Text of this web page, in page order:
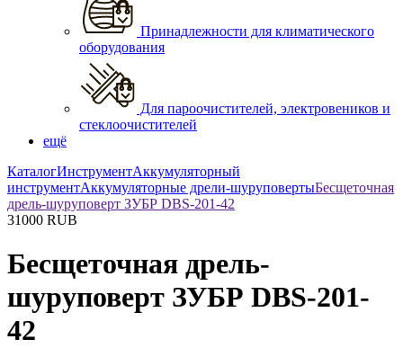
Принадлежности для климатического
оборудования
Для пароочистителей, электровеников и
стеклоочистителей
ещё
КаталогИнструментАккумуляторный
инструментАккумуляторные дрели-шуруповертыБесщеточная
дрель-шуруповерт ЗУБР DBS-201-42
31000 RUB
Бесщеточная дрель-
шуруповерт ЗУБР DBS-201-
42